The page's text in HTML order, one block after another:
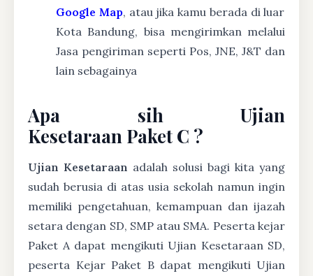
Google Map, atau jika kamu berada di luar
Kota Bandung, bisa mengirimkan melalui
Jasa pengiriman seperti Pos, JNE, J&T dan
lain sebagainya
Apa sih Ujian
Kesetaraan Paket C ?
Ujian Kesetaraan adalah solusi bagi kita yang
sudah berusia di atas usia sekolah namun ingin
memiliki pengetahuan, kemampuan dan ijazah
setara dengan SD, SMP atau SMA. Peserta kejar
Paket A dapat mengikuti Ujian Kesetaraan SD,
peserta Kejar Paket B dapat mengikuti Ujian